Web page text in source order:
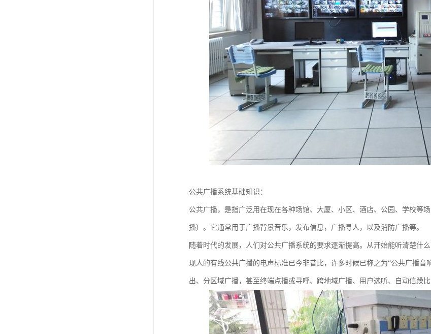
公共广播系统基础知识：
公共广播，是指广泛用在现在各种场馆、大厦、小区、酒店、公园、学校等
播）。它通常用于广播背景音乐，发布信息，广播寻人，以及消防广播等。
随着时代的发展，人们对公共广播系统的要求逐渐提高。从开始能听清楚什
现人的有线公共广播的电声标准已今非昔比，许多时候已称之为“公共广播
出、分区域广播，甚至终端点播或寻呼、跨地域广播、用户选听、自动信躁比